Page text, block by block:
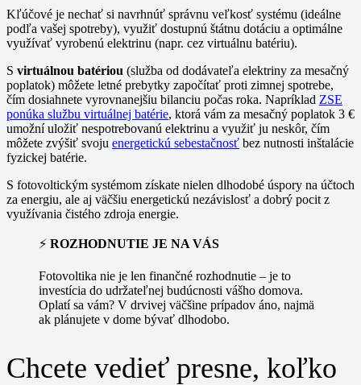
Kľúčové je nechať si navrhnúť správnu veľkosť systému (ideálne
podľa vašej spotreby), využiť dostupnú štátnu dotáciu a optimálne
využívať vyrobenú elektrinu (napr. cez virtuálnu batériu).
S virtuálnou batériou (služba od dodávateľa elektriny za mesačný
poplatok) môžete letné prebytky započítať proti zimnej spotrebe,
čím dosiahnete vyrovnanejšiu bilanciu počas roka. Napríklad ZSE
ponúka službu virtuálnej batérie, ktorá vám za mesačný poplatok 3 €
umožní uložiť nespotrebovanú elektrinu a využiť ju neskôr, čím
môžete zvýšiť svoju energetickú sebestačnosť bez nutnosti inštalácie
fyzickej batérie.
S fotovoltickým systémom získate nielen dlhodobé úspory na účtoch
za energiu, ale aj väčšiu energetickú nezávislosť a dobrý pocit z
využívania čistého zdroja energie.
⚡ ROZHODNUTIE JE NA VÁS
Fotovoltika nie je len finančné rozhodnutie – je to
investícia do udržateľnej budúcnosti vášho domova.
Oplatí sa vám? V drvivej väčšine prípadov áno, najmä
ak plánujete v dome bývať dlhodobo.
Chcete vedieť presne, koľko